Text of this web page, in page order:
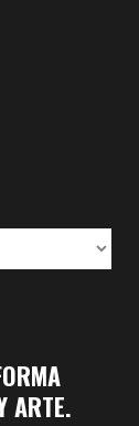
ARTE.